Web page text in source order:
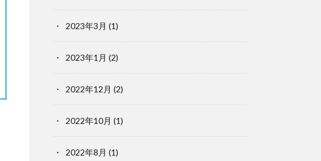
2023年3月 (1)
2023年1月 (2)
2022年12月 (2)
2022年10月 (1)
2022年8月 (1)